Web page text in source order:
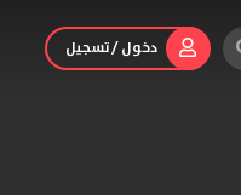
دخول / تسجيل